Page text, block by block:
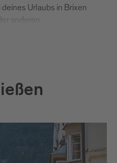
Urlaubs in Brixen
anderen